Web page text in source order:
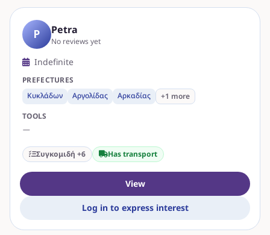
P Petra
No reviews yet
Indefinite
PREFECTURES
Κυκλάδων
Αργολίδας Αρκαδίας
+1 more
TOOLS
—
Συγκομιδή +6 Has transport
View
Log in to express interest